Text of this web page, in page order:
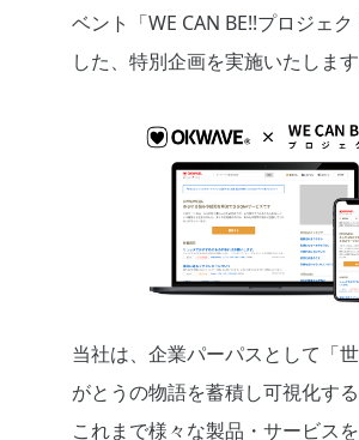
ベント「WE CAN BE!!プロジェ
した、特別企画を実施いたします
当社は、企業パーパスとして「
がとうの物語を蓄積し可視化する
これまで様々な製品・サービス